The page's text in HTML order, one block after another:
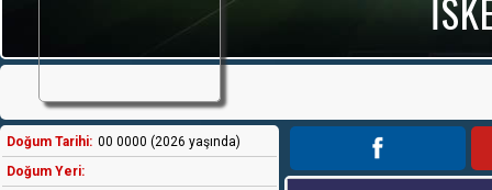
Doğum Tarihi: 00 0000 (2026 yaşında)
Doğum Yeri: